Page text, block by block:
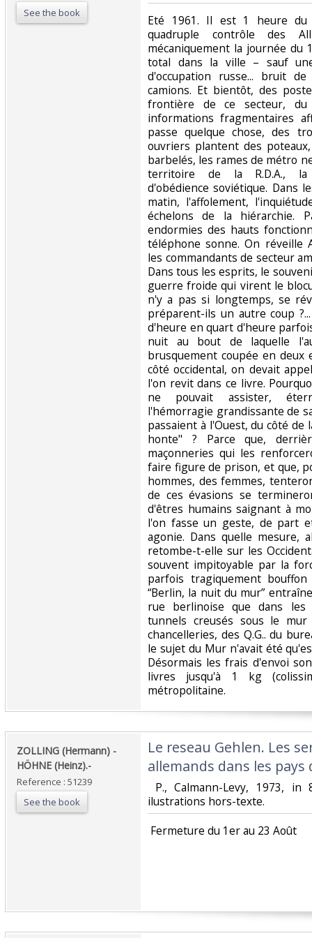
See the book
‎Eté 1961. Il est 1 heure
quadruple contrôle des
mécaniquement la journée du
total dans la ville – sauf
d'occupation russe... bruit
camions. Et bientôt, des
frontière de ce secteur, du
informations fragmentaires
passe quelque chose, des
ouvriers plantent des
barbelés, les rames de métro
territoire de la R.D.A., la
d'obédience soviétique. Dans
matin, l'affolement,
échelons de la hiérarchie.
endormies des hauts
téléphone sonne. On réveille
les commandants de secteur
Dans tous les esprits, le
guerre froide qui virent le
n'y a pas si longtemps, se
préparent-ils un autre coup
d'heure en quart d'heure
nuit au bout de laquelle
brusquement coupée en deux
côté occidental, on devait
l'on revit dans ce livre.
ne pouvait assister,
l'hémorragie grandissante de
passaient à l'Ouest, du côté
honte" ? Parce que,
maçonneries qui les
faire figure de prison, et que,
hommes, des femmes,
de ces évasions se
d'êtres humains saignant à
l'on fasse un geste, de part
agonie. Dans quelle mesure,
retombe-t-elle sur les
souvent impitoyable par la
parfois tragiquement
“Berlin, la nuit du mur”
rue berlinoise que dans les
tunnels creusés sous le
chancelleries, des Q.G.. du
le sujet du Mur n'avait été
Désormais les frais d'envoi
livres jusqu'à 1 kg
métropolitaine.‎
‎ZOLLING (Hermann) -
HÖHNE (Heinz).-‎
Reference : 51239
See the book
‎Le reseau Gehlen. Les
allemands dans les pays
P., Calmann-Levy, 1973,
ilustrations hors-texte. ‎
‎ Fermeture du 1er au 23 Août‎